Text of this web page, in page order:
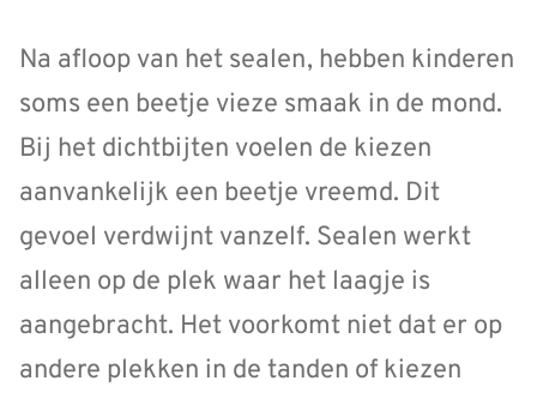
Na afloop van het sealen, hebben kinderen
soms een beetje vieze smaak in de mond.
Bij het dichtbijten voelen de kiezen
aanvankelijk een beetje vreemd. Dit
gevoel verdwijnt vanzelf. Sealen werkt
alleen op de plek waar het laagje is
aangebracht. Het voorkomt niet dat er op
andere plekken in de tanden of kiezen